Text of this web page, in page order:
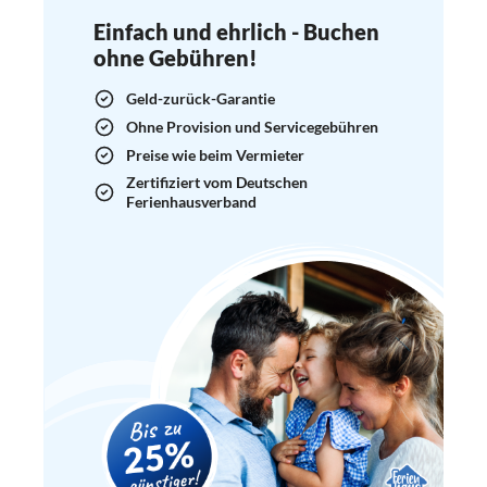
Einfach und ehrlich - Buchen
ohne Gebühren!
Geld-zurück-Garantie
Ohne Provision und Servicegebühren
Preise wie beim Vermieter
Zertifiziert vom Deutschen
Ferienhausverband